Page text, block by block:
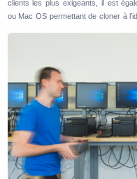
clients les plus exigeants, il est
ou Mac OS permettant de cloner à